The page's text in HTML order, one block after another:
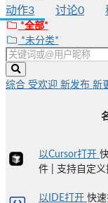
动作3 讨论0
*全部*
*未分类*
综合 受欢迎 新发布 新
以Cursor打开
件 | 支持自定
以IDE打开 快